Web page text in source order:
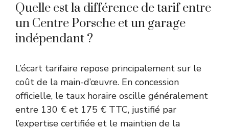
Quelle est la différence de tarif entre
un Centre Porsche et un garage
indépendant ?
L’écart tarifaire repose principalement sur le
coût de la main-d’œuvre. En concession
officielle, le taux horaire oscille généralement
entre 130 € et 175 € TTC, justifié par
l’expertise certifiée et le maintien de la